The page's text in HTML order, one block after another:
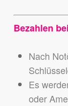
Bezahlen
Nach
Es
oder